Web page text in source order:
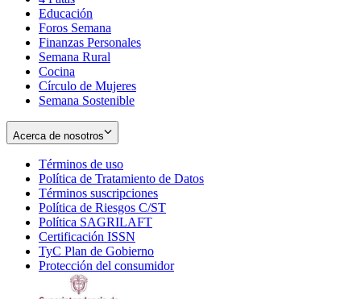
window
new
window
Educación
Foros Semana
Finanzas Personales
Semana Rural
Cocina
Círculo de Mujeres
Semana Sostenible
Acerca de nosotros
Términos de uso
in
new
window
Política de Tratamiento de Datos
Términos suscripciones
in
Política de Riesgos C/ST
Política SAGRILAFT
new
window
Certificación ISSN
in
new
TyC Plan de Gobierno
in
Protección del consumidorOpens